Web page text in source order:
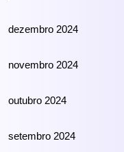
dezembro 2024
novembro 2024
outubro 2024
setembro 2024